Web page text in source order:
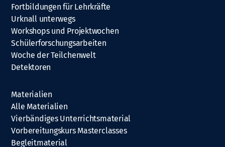
Fortbildungen für Lehrkräfte
Urknall unterwegs
Workshops und Projektwochen
Schülerforschungsarbeiten
Woche der Teilchenwelt
Detektoren
Materialien
Alle Materialien
Vierbändiges Unterrichtsmaterial
Vorbereitungskurs Masterclasses
Begleitmaterial